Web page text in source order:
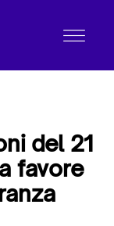
del 21
favore